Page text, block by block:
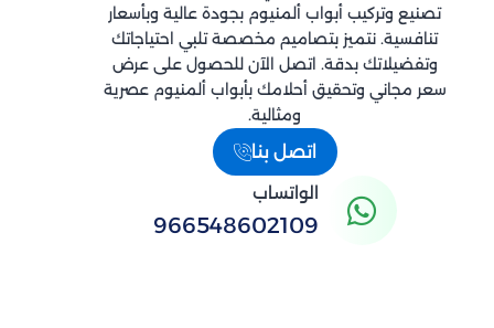
تصنيع وتركيب أبواب ألمنيوم بجودة عالية وبأسعار
تنافسية. نتميز بتصاميم مخصصة تلبي احتياجاتك
وتفضيلاتك بدقة. اتصل الآن للحصول على عرض
سعر مجاني وتحقيق أحلامك بأبواب ألمنيوم عصرية
ومثالية.
اتصل بنا
الواتساب
966548602109